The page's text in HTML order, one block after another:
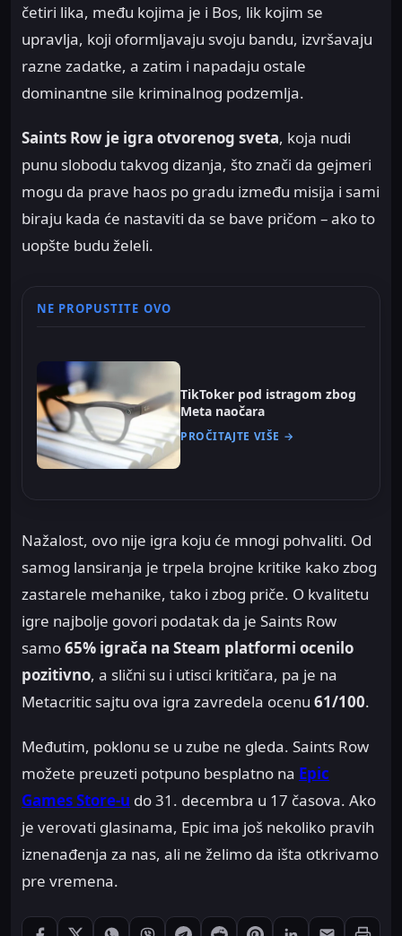
četiri lika, među kojima je i Bos, lik kojim se
upravlja, koji oformljavaju svoju bandu, izvršavaju
razne zadatke, a zatim i napadaju ostale
dominantne sile kriminalnog podzemlja.
Saints Row je igra otvorenog sveta, koja nudi
punu slobodu takvog dizanja, što znači da gejmeri
mogu da prave haos po gradu između misija i sami
biraju kada će nastaviti da se bave pričom – ako to
uopšte budu želeli.
NE PROPUSTITE OVO
TikToker pod istragom zbog
Meta naočara
PROČITAJTE VIŠE →
Nažalost, ovo nije igra koju će mnogi pohvaliti. Od
samog lansiranja je trpela brojne kritike kako zbog
zastarele mehanike, tako i zbog priče. O kvalitetu
igre najbolje govori podatak da je Saints Row
samo65% igrača na Steam platformi ocenilo
pozitivno, a slični su i utisci kritičara, pa je na
Metacritic sajtu ova igra zavredela ocenu 61/100.
Međutim, poklonu se u zube ne gleda. Saints Row
možete preuzeti potpuno besplatno na Epic
Games Store-u do 31. decembra u 17 časova. Ako
je verovati glasinama, Epic ima još nekoliko pravih
iznenađenja za nas, ali ne želimo da išta otkrivamo
pre vremena.